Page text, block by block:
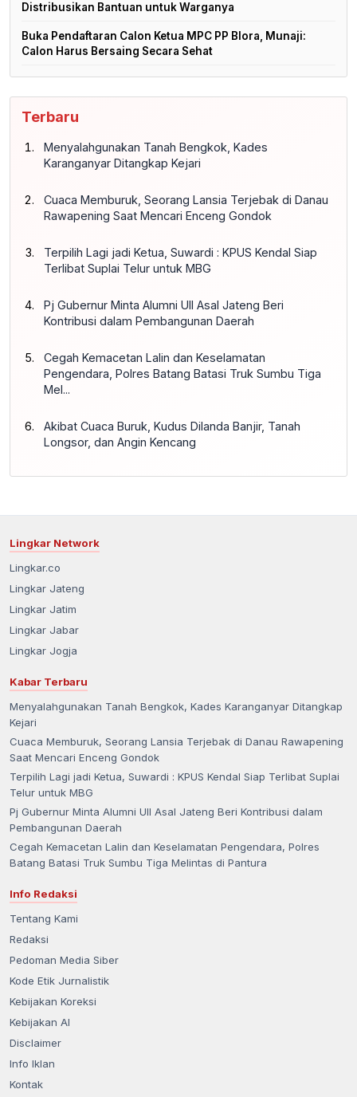
Distribusikan Bantuan untuk Warganya
Buka Pendaftaran Calon Ketua MPC PP Blora, Munaji:
Calon Harus Bersaing Secara Sehat
Terbaru
Menyalahgunakan Tanah Bengkok, Kades
Karanganyar Ditangkap Kejari
Cuaca Memburuk, Seorang Lansia Terjebak di Danau
Rawapening Saat Mencari Enceng Gondok
Terpilih Lagi jadi Ketua, Suwardi : KPUS Kendal Siap
Terlibat Suplai Telur untuk MBG
Pj Gubernur Minta Alumni UII Asal Jateng Beri
Kontribusi dalam Pembangunan Daerah
Cegah Kemacetan Lalin dan Keselamatan
Pengendara, Polres Batang Batasi Truk Sumbu Tiga
Mel...
Akibat Cuaca Buruk, Kudus Dilanda Banjir, Tanah
Longsor, dan Angin Kencang
Lingkar Network
Lingkar.co
Lingkar Jateng
Lingkar Jatim
Lingkar Jabar
Lingkar Jogja
Kabar Terbaru
Menyalahgunakan Tanah Bengkok, Kades Karanganyar Ditangkap
Kejari
Cuaca Memburuk, Seorang Lansia Terjebak di Danau Rawapening
Saat Mencari Enceng Gondok
Terpilih Lagi jadi Ketua, Suwardi : KPUS Kendal Siap Terlibat Suplai
Telur untuk MBG
Pj Gubernur Minta Alumni UII Asal Jateng Beri Kontribusi dalam
Pembangunan Daerah
Cegah Kemacetan Lalin dan Keselamatan Pengendara, Polres
Batang Batasi Truk Sumbu Tiga Melintas di Pantura
Info Redaksi
Tentang Kami
Redaksi
Pedoman Media Siber
Kode Etik Jurnalistik
Kebijakan Koreksi
Kebijakan AI
Disclaimer
Info Iklan
Kontak